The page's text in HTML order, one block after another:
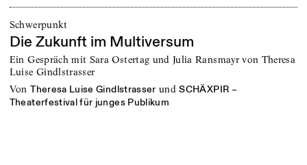
Schwerpunkt
Die Zukunft im Multiversum
Ein Gespräch mit Sara Ostertag und Julia Ransmayr von Theresa
Luise Gindlstrasser
von Theresa Luise Gindlstrasser und SCHÄXPIR –
Theaterfestival für junges Publikum